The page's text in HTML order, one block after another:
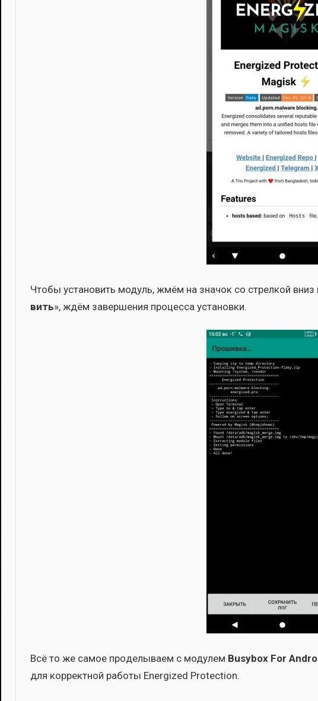
Что­бы уста­но­вить модуль, жмём на зна­чок со стрел­кой вниз
вить», ждём завер­ше­ния про­цес­са уста­нов­ки.
Всё то же самое про­де­лы­ва­ем с моду­лем Busybox For
для кор­рект­ной рабо­ты Energized Protection.